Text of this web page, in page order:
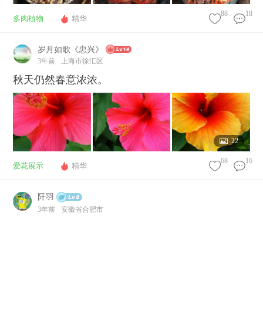
说点什么...
多肉植物 精华
18
88
岁月如歌《忠兴》
3年前 上海市徐汇区
秋天仍然春意浓浓。
22
爱花展示 精华
16
68
阡羽
3年前 安徽省合肥市